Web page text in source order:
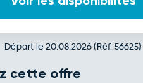
Départ le 20.08.2026 (Réf.:56625)
cette offre